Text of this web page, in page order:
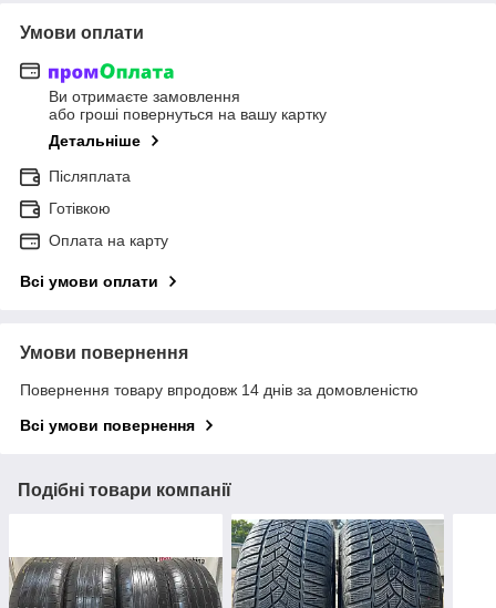
Умови оплати
Ви отримаєте замовлення
або гроші повернуться на вашу картку
Детальніше
Післяплата
Готівкою
Оплата на карту
Всі умови оплати
Умови повернення
Повернення товару впродовж 14 днів за домовленістю
Всі умови повернення
Подібні товари компанії